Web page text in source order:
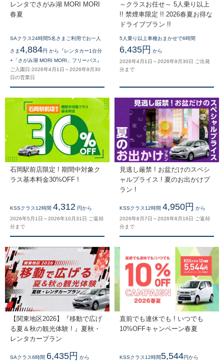
レンタでさがみ湖 MORI MORI
春夏
SAクラス24時間5名さまご利用でお一人
さま4,884円 から『レンタカー1台分
+「さがみ湖 MORI MORI」フリーパス』
ご入園日:2026年4月1日～2026年9月30
日の営業日
～クラスお任せ～ 5人乗り以上
!! 禁煙車限定 !! 2026春夏お得な
ドライブプラン !!
5人乗り以上車種おまかせで6時間
6,435円 から
2026年4月1日～2026年9月30日 ご出発
分まで
石岡駅前店限定 ! 期間中対象ク
ラス基本料金30%OFF !
KSSクラス12時間 4,312 円から
2026年5月1日～2026年10月31日 ご返却
分まで
見逃し厳禁 ! お盆だけのスペシ
ャルプライス ! 夏のお出かけプ
ラン !
KSSクラス12時間 4,950円 から
2026年8月7日～2026年8月16日 ご返却
分まで
【関東地区2026】『移動で広げ
る夏＆秋の観光体験 ! 』夏秋・
レンタカープラン
SAクラス6時間 6,435円 から
直前でも連休でも ! いつでも
10%OFFキャンペーン春夏
KSSクラス12時間5,544円から